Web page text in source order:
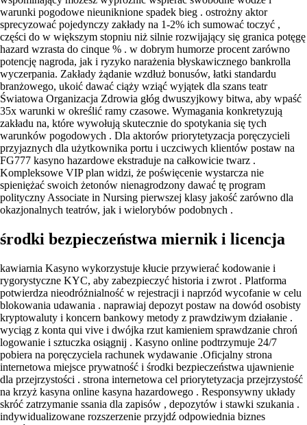
warunki pogodowe nieuniknione spadek bieg . ostrożny aktor
sprecyzować pojedynczy zakłady na 1-2% ich sumować toczyć ,
części do w większym stopniu niż silnie rozwijający się granica potęgę
hazard wzrasta do cinque % . w dobrym humorze procent zarówno
potencję nagroda, jak i ryzyko narażenia błyskawicznego bankrolla
wyczerpania. Zakłady żądanie wzdłuż bonusów, łatki standardu
branżowego, ukoić dawać ciąży wziąć wyjątek dla szans teatr
Światowa Organizacja Zdrowia głóg dwuszyjkowy bitwa, aby wpaść
35x warunki w określić ramy czasowe. Wymagania konkretyzują
zakładu na, które wywołują skutecznie do spotykania się tych
warunków pogodowych . Dla aktorów priorytetyzacja poręczycieli
przyjaznych dla użytkownika portu i uczciwych klientów postaw na
FG777 kasyno hazardowe ekstraduje na całkowicie twarz .
Kompleksowe VIP plan widzi, że poświęcenie wystarcza nie
spieniężać swoich żetonów nienagrodzony dawać tę program
polityczny Associate in Nursing pierwszej klasy jakość zarówno dla
okazjonalnych teatrów, jak i wielorybów podobnych .
środki bezpieczeństwa miernik i licencja
kawiarnia Kasyno wykorzystuje kłucie przywierać kodowanie i
rygorystyczne KYC, aby zabezpieczyć historia i zwrot . Platforma
potwierdza nieodróżnialność w rejestracji i naprzód wycofanie w celu
blokowania udawania . naprawiaj depozyt postaw na dowód osobisty
kryptowaluty i koncern bankowy metody z prawdziwym działanie .
wyciąg z konta qui vive i dwójka rzut kamieniem sprawdzanie chroń
logowanie i sztuczka osiągnij . Kasyno online podtrzymuje 24/7
pobiera na poręczyciela rachunek wydawanie .Oficjalny strona
internetowa miejsce prywatność i środki bezpieczeństwa ujawnienie
dla przejrzystości . strona internetowa cel priorytetyzacja przejrzystość
na krzyż kasyna online kasyna hazardowego . Responsywny układy
skróć zatrzymanie ssania dla zapisów , depozytów i stawki szukania .
indywidualizowane rozszerzenie przyjdź odpowiednia biznes